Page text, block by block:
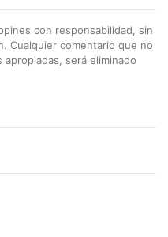
con responsabilidad, sin
Cualquier comentario que no
será eliminado